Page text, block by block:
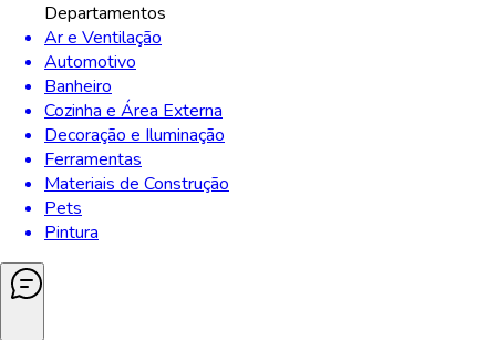
Departamentos
Ar e Ventilação
Automotivo
Banheiro
Cozinha e Área Externa
Decoração e Iluminação
Ferramentas
Materiais de Construção
Pets
Pintura